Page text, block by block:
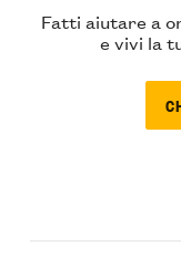
Fatti aiutare a
e vivi la